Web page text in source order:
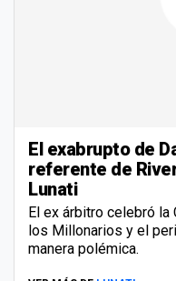
El exabrupto de
referente de
Lunati
El ex árbitro celebró la
los Millonarios y el
manera polémica.